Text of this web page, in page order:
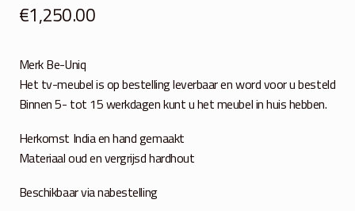
€1,250.00
Merk Be-Uniq
Het tv-meubel is op bestelling leverbaar en word voor u besteld
Binnen 5- tot 15 werkdagen kunt u het meubel in huis hebben.
Herkomst India en hand gemaakt
Materiaal oud en vergrijsd hardhout
Beschikbaar via nabestelling